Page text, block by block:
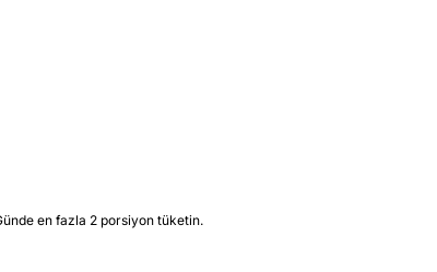
en fazla 2 porsiyon tüketin.